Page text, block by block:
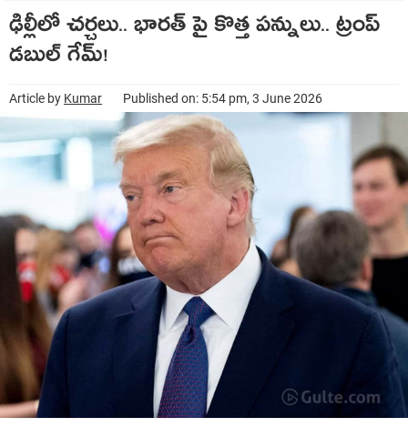
ఢిల్లీలో చర్చలు.. భారత్ పై కొత్త పన్నులు.. ట్రంప్
డబుల్ గేమ్!
Article by Kumar Published on: 5:54 pm, 3 June 2026